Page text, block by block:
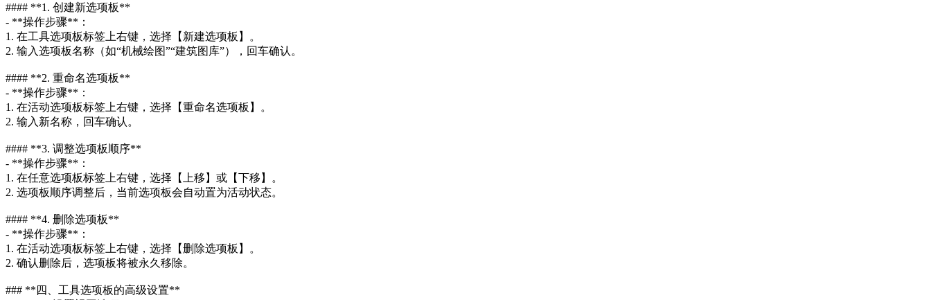
#### **1. 创建新选项板**
- **操作步骤**：
1. 在工具选项板标签上右键，选择【新建选项板】。
2. 输入选项板名称（如“机械绘图”“建筑图库”），回车确认。
#### **2. 重命名选项板**
- **操作步骤**：
1. 在活动选项板标签上右键，选择【重命名选项板】。
2. 输入新名称，回车确认。
#### **3. 调整选项板顺序**
- **操作步骤**：
1. 在任意选项板标签上右键，选择【上移】或【下移】。
2. 选项板顺序调整后，当前选项板会自动置为活动状态。
#### **4. 删除选项板**
- **操作步骤**：
1. 在活动选项板标签上右键，选择【删除选项板】。
2. 确认删除后，选项板将被永久移除。
### **四、工具选项板的高级设置**